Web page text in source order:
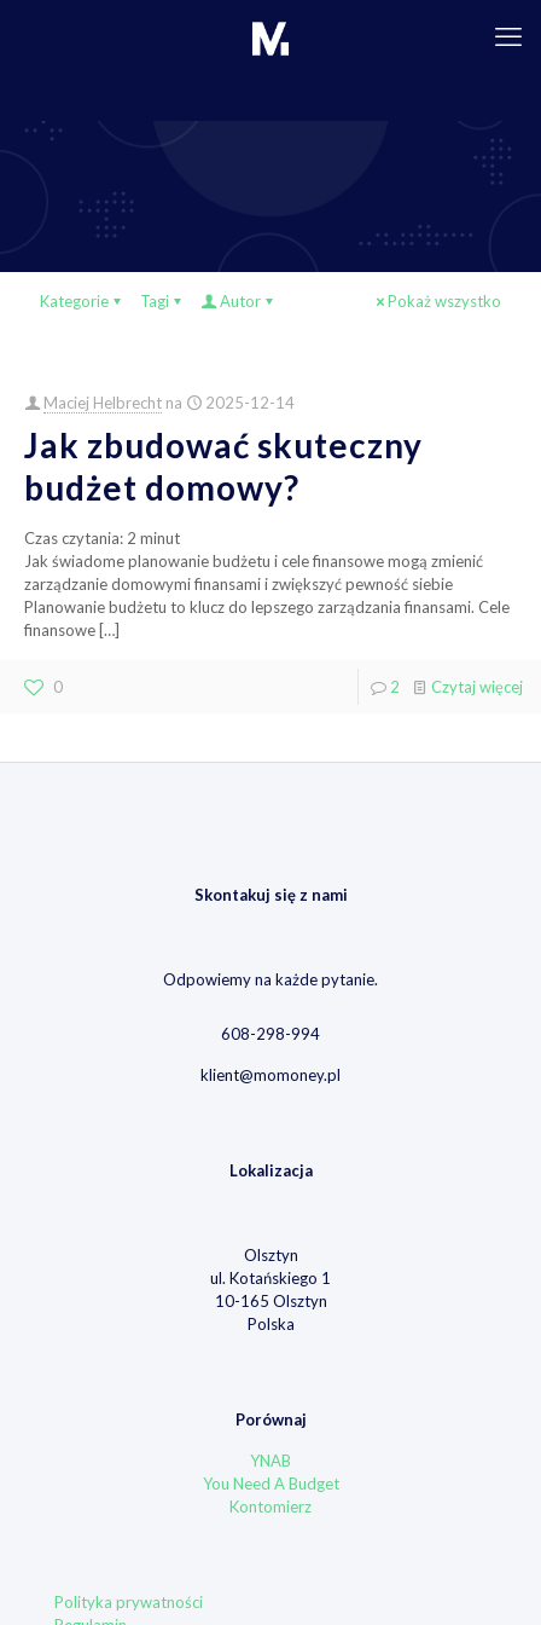
Kategorie Tagi Autor Pokaż wszystko
Maciej Helbrecht na 2025-12-14
Jak zbudować skuteczny
budżet domowy?
Czas czytania: 2 minut
Jak świadome planowanie budżetu i cele finansowe mogą zmienić
zarządzanie domowymi finansami i zwiększyć pewność siebie
Planowanie budżetu to klucz do lepszego zarządzania finansami. Cele
finansowe […]
0 2 Czytaj więcej
Skontakuj się z nami
Odpowiemy na każde pytanie.
608-298-994
klient@momoney.pl
Lokalizacja
Olsztyn
ul. Kotańskiego 1
10-165 Olsztyn
Polska
Porównaj
YNAB
You Need A Budget
Kontomierz
Polityka prywatności